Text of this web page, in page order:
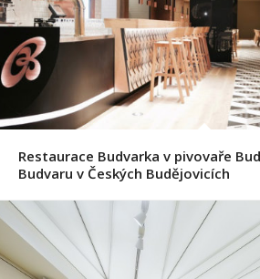
Restaurace Budvarka v pivovaře
Budvaru v Českých Budějovicích